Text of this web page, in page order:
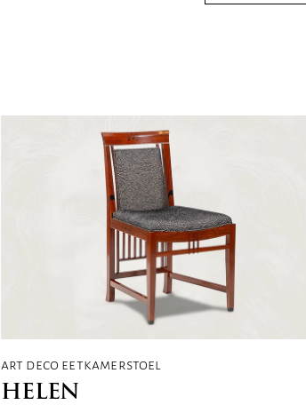
art deco eetkamerstoel
HELEN